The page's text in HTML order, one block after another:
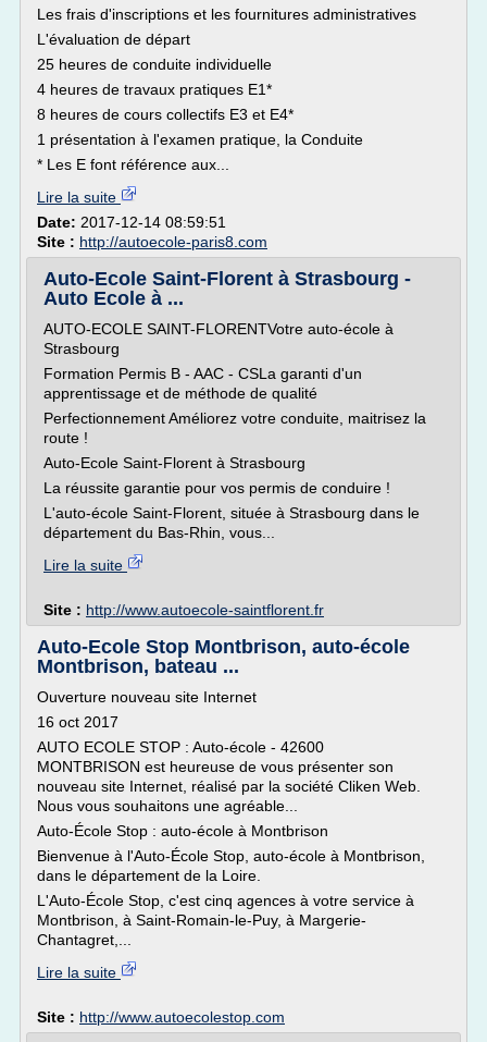
Les frais d'inscriptions et les fournitures administratives
L'évaluation de départ
25 heures de conduite individuelle
4 heures de travaux pratiques E1*
8 heures de cours collectifs E3 et E4*
1 présentation à l'examen pratique, la Conduite
* Les E font référence aux...
Lire la suite
Date: 2017-12-14 08:59:51
Site : http://autoecole-paris8.com
Auto-Ecole Saint-Florent à Strasbourg -
Auto Ecole à ...
AUTO-ECOLE SAINT-FLORENTVotre auto-école à
Strasbourg
Formation Permis B - AAC - CSLa garanti d'un
apprentissage et de méthode de qualité
Perfectionnement Améliorez votre conduite, maitrisez la
route !
Auto-Ecole Saint-Florent à Strasbourg
La réussite garantie pour vos permis de conduire !
L'auto-école Saint-Florent, située à Strasbourg dans le
département du Bas-Rhin, vous...
Lire la suite
Site : http://www.autoecole-saintflorent.fr
Auto-Ecole Stop Montbrison, auto-école
Montbrison, bateau ...
Ouverture nouveau site Internet
16 oct 2017
AUTO ECOLE STOP : Auto-école - 42600
MONTBRISON est heureuse de vous présenter son
nouveau site Internet, réalisé par la société Cliken Web.
Nous vous souhaitons une agréable...
Auto-École Stop : auto-école à Montbrison
Bienvenue à l'Auto-École Stop, auto-école à Montbrison,
dans le département de la Loire.
L'Auto-École Stop, c'est cinq agences à votre service à
Montbrison, à Saint-Romain-le-Puy, à Margerie-
Chantagret,...
Lire la suite
Site : http://www.autoecolestop.com